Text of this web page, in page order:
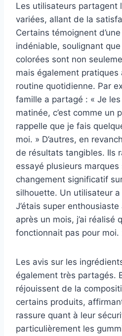
Les utilisateurs partagent
variées, allant de la
Certains témoignent d’une
indéniable, soulignant
colorées sont non
mais également
routine quotidienne. Par
famille a partagé : « Je
matinée, c’est comme un
rappelle que je fais
moi. » D’autres, en
de résultats tangibles. Ils
essayé plusieurs
changement significatif
silhouette. Un utilisateur
J’étais super
après un mois, j’ai réalisé
fonctionnait pas pour moi.
Les avis sur les
également très partagés.
réjouissent de la
certains produits,
rassure quant à leur
particulièrement les